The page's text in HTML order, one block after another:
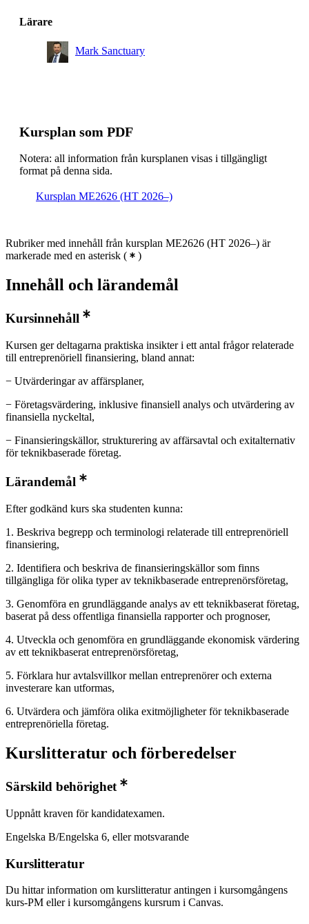
Lärare
Mark Sanctuary
Kursplan som PDF
Notera: all information från kursplanen visas i tillgängligt
format på denna sida.
Kursplan ME2626 (HT 2026–)
Rubriker med innehåll från kursplan ME2626 (HT 2026–) är
markerade med en asterisk ( )
Innehåll och lärandemål
Kursinnehåll
​​Kursen ger deltagarna praktiska insikter i ett antal frågor relaterade
till entreprenöriell finansiering, bland annat:​
− Utvärderingar av affärsplaner,
− Företagsvärdering, inklusive finansiell analys och utvärdering av
finansiella nyckeltal,
− Finansieringskällor, strukturering av affärsavtal och exitalternativ
för teknikbaserade företag.
Lärandemål
Efter godkänd kurs ska studenten kunna:
1. Beskriva begrepp och terminologi relaterade till entreprenöriell
finansiering,
2. Identifiera och beskriva de finansieringskällor som finns
tillgängliga för olika typer av teknikbaserade entreprenörsföretag,
3. ​Genomföra en grundläggande analys av ett teknikbaserat företag,
baserat på dess offentliga finansiella rapporter och prognoser,
4. Utveckla och genomföra en grundläggande ekonomisk värdering
av ett teknikbaserat entreprenörsföretag,
5. Förklara hur avtalsvillkor mellan entreprenörer och externa
investerare kan utformas,
6. Utvärdera och jämföra olika exitmöjligheter för teknikbaserade
entreprenöriella företag.
Kurslitteratur och förberedelser
Särskild behörighet
Uppnått kraven för kandidatexamen.
Engelska B/Engelska 6, eller motsvarande
Kurslitteratur
Du hittar information om kurslitteratur antingen i kursomgångens
kurs-PM eller i kursomgångens kursrum i Canvas.